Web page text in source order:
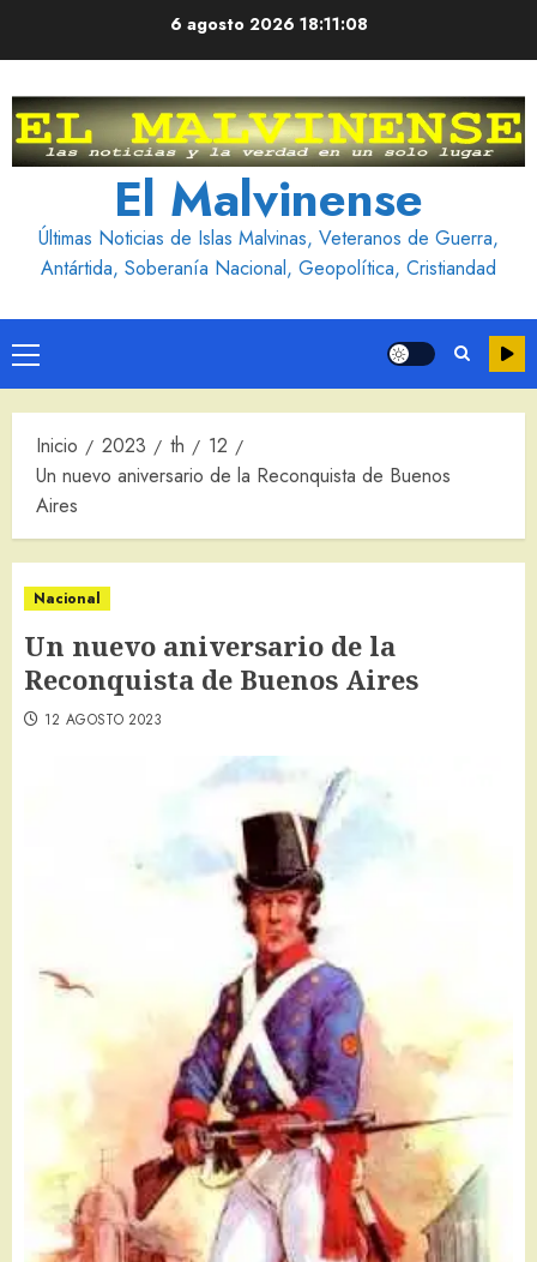
6 agosto 2026 18:11:09
El Malvinense
Últimas Noticias de Islas Malvinas, Veteranos de Guerra,
Antártida, Soberanía Nacional, Geopolítica, Cristiandad
Menú
principal
Inicio 2023 th
12
Un nuevo aniversario de la Reconquista de Buenos
Aires
Nacional
Un nuevo aniversario de la
Reconquista de Buenos Aires
12 AGOSTO 2023